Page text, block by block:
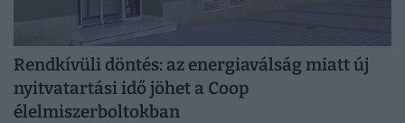
Rendkívüli döntés: az energiaválság miatt új
nyitvatartási idő jöhet a Coop
élelmiszerboltokban